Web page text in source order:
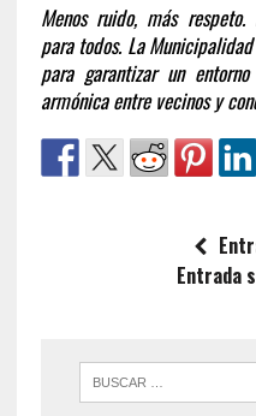
Menos ruido, más
para todos. La
para garantizar un
armónica entre vecinos y
Entrada